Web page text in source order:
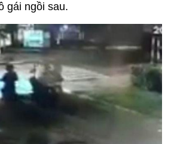
gái ngồi sau.